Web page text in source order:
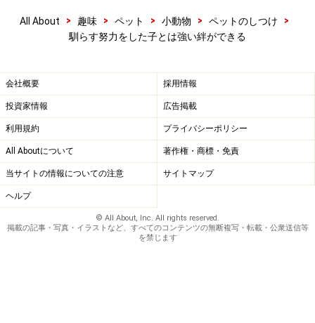
All About > 趣味 > ペット > 小動物 > ペットのしつけ
>
馴らす努力をした子とは強い絆ができる
会社概要 採用情報
投資家情報 広告掲載
利用規約 プライバシーポリシー
All Aboutについて 著作権・商標・免責
当サイトの情報についての注意 サイトマップ
ヘルプ
© All About, Inc. All rights reserved.
掲載の記事・写真・イラストなど、すべてのコンテンツの無断複写・転載・公衆送信等
を禁じます